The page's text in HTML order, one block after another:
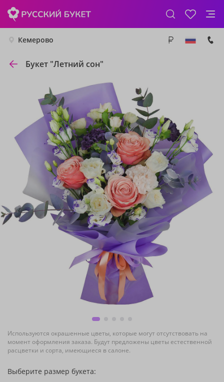
Кемерово
Букет "Летний сон"
Используются окрашенные цветы, которые могут отсутствовать на
момент оформления заказа. Будут предложены цветы естественной
расцветки и сорта, имеющиеся в салоне.
Выберите размер букета: